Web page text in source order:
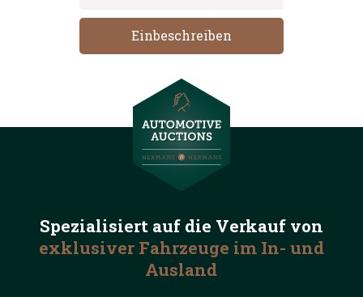
Spezialisiert auf die Verkauf von
exklusiver Fahrzeuge im In- und
Ausland